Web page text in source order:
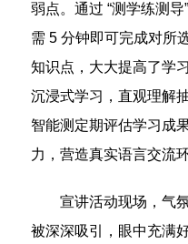
弱点。通过 “测学练测
需 5 分钟即可完成对所
知识点，大大提高了学
沉浸式学习，直观理解
智能测定期评估学习成
力，营造真实语言交流环
宣讲活动现场，气
被深深吸引，眼中充满